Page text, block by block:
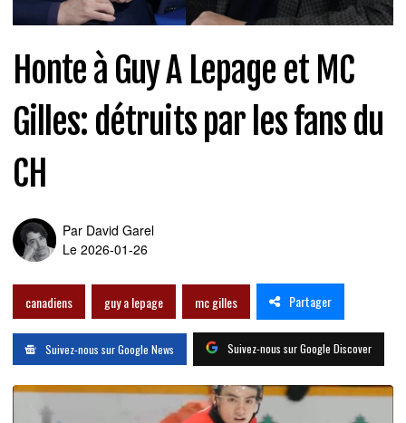
Honte à Guy A Lepage et MC
Gilles: détruits par les fans du
CH
Par David Garel
Le 2026-01-26
canadiens guy a lepage mc gilles Partager
Suivez-nous sur Google News Suivez-nous sur Google Discover